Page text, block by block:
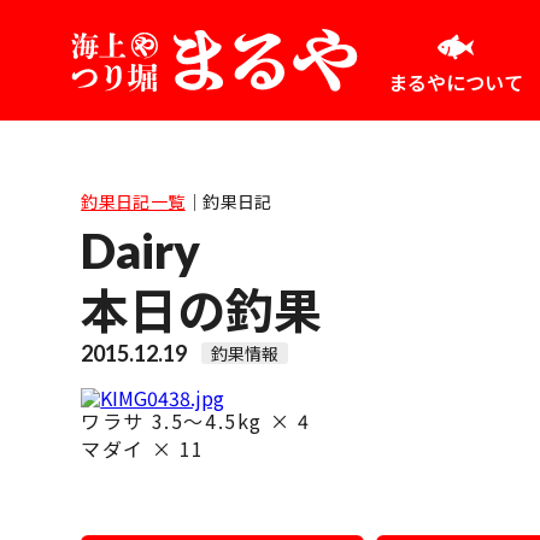
まるやについて
釣果日記一覧 ｜釣果日記
Dairy
本日の釣果
2015.12.19 釣果情報
ワラサ 3.5～4.5kg × 4
マダイ × 11